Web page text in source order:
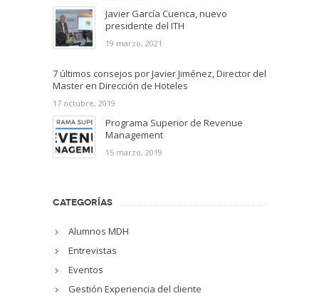
Javier García Cuenca, nuevo
presidente del ITH
19 marzo, 2021
7 últimos consejos por Javier Jiménez, Director del
Master en Dirección de Hoteles
17 octubre, 2019
Programa Superior de Revenue
Management
15 marzo, 2019
CATEGORÍAS
Alumnos MDH
Entrevistas
Eventos
Gestión Experiencia del cliente